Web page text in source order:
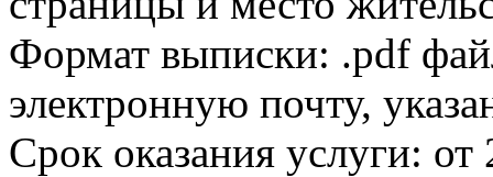
Формат выписки: .pdf
электронную почту,
Срок оказания услуги: от